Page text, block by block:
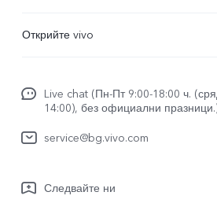
изпрати за ремонт
Удостоверяване на IMEI
Регистрационен файл за
Открийте vivo
За нас
Правни известия
Център за поверителност на vivo
Live chat (Пн-Пт 9:00-18:00 ч.
14:00), без официални
service@bg.vivo.com
Следвайте ни